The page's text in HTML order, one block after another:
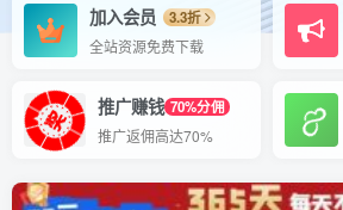
加入会员
3.3折
全站资源免费下载
推广赚钱 70%分佣
推广返佣高达70%